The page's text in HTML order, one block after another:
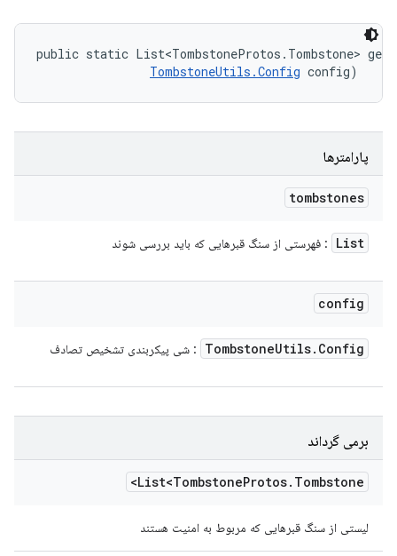
public static List<TombstoneProtos.Tombstone>
TombstoneUtils.Config config)
پارامترها
tombstones
List : فهرستی از سنگ قبرهایی که باید بررسی شوند
config
TombstoneUtils. Config : شی پیکربندی تشخیص تصادف
برمی گرداند
List<TombstoneProtos. Tombstone>
لیستی از سنگ قبرهایی که مربوط به امنیت هستند